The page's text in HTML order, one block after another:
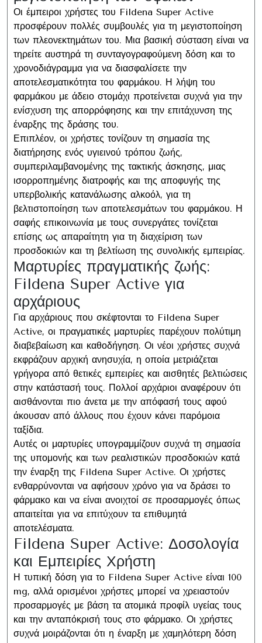
Οι έμπειροι χρήστες του Fildena Super Active
προσφέρουν πολλές συμβουλές για τη μεγιστοποίηση
των πλεονεκτημάτων του. Μια βασική σύσταση είναι να
τηρείτε αυστηρά τη συνταγογραφούμενη δόση και το
χρονοδιάγραμμα για να διασφαλίσετε την
αποτελεσματικότητα του φαρμάκου. Η λήψη του
φαρμάκου με άδειο στομάχι προτείνεται συχνά για την
ενίσχυση της απορρόφησης και την επιτάχυνση της
έναρξης της δράσης του.
Επιπλέον, οι χρήστες τονίζουν τη σημασία της
διατήρησης ενός υγιεινού τρόπου ζωής,
συμπεριλαμβανομένης της τακτικής άσκησης, μιας
ισορροπημένης διατροφής και της αποφυγής της
υπερβολικής κατανάλωσης αλκοόλ, για τη
βελτιστοποίηση των αποτελεσμάτων του φαρμάκου. Η
σαφής επικοινωνία με τους συνεργάτες τονίζεται
επίσης ως απαραίτητη για τη διαχείριση των
προσδοκιών και τη βελτίωση της συνολικής εμπειρίας.
Μαρτυρίες πραγματικής ζωής:
Fildena Super Active για
αρχάριους
Για αρχάριους που σκέφτονται το Fildena Super
Active, οι πραγματικές μαρτυρίες παρέχουν πολύτιμη
διαβεβαίωση και καθοδήγηση. Οι νέοι χρήστες συχνά
εκφράζουν αρχική ανησυχία, η οποία μετριάζεται
γρήγορα από θετικές εμπειρίες και αισθητές βελτιώσεις
στην κατάστασή τους. Πολλοί αρχάριοι αναφέρουν ότι
αισθάνονται πιο άνετα με την απόφασή τους αφού
άκουσαν από άλλους που έχουν κάνει παρόμοια
ταξίδια.
Αυτές οι μαρτυρίες υπογραμμίζουν συχνά τη σημασία
της υπομονής και των ρεαλιστικών προσδοκιών κατά
την έναρξη της Fildena Super Active. Οι χρήστες
ενθαρρύνονται να αφήσουν χρόνο για να δράσει το
φάρμακο και να είναι ανοιχτοί σε προσαρμογές όπως
απαιτείται για να επιτύχουν τα επιθυμητά
αποτελέσματα.
Fildena Super Active: Δοσολογία
και Εμπειρίες Χρήστη
Η τυπική δόση για το Fildena Super Active είναι 100
mg, αλλά ορισμένοι χρήστες μπορεί να χρειαστούν
προσαρμογές με βάση τα ατομικά προφίλ υγείας τους
και την ανταπόκρισή τους στο φάρμακο. Οι χρήστες
συχνά μοιράζονται ότι η έναρξη με χαμηλότερη δόση